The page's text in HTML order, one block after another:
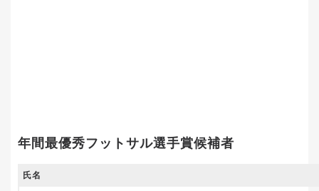
年間最優秀フットサル選手賞候補者
氏名